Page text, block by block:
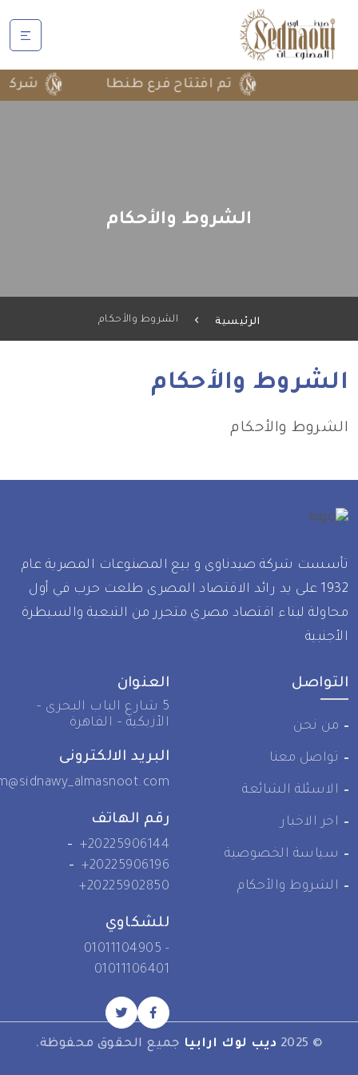
شركة تم افتتاح فرع طنطا
الشروط والأحكام
الرئيسية الشروط والأحكام
والأحكام
والأحكام
شركة صيدناوى و بيع المصنوعات المصرية عام
1932 على يد رائد الاقتصاد المصرى طلعت حرب في أول
لبناء اقتصاد مصري متحرر من التبعية والسيطرة
من نحن
تواصل معنا
الاسئلة الشائعة
اخر الاخبار
سياسة الخصوصية
الشروط والأحكام
العنوان
5 شارع الباب البحرى –
الأزبكية – القاهرة
البريد الالكترونى
crm@sidnawy_almasnoot.com
رقم الهاتف
+20225906144
-
+20225906196
-
+20225902850
للشكاوي
01011104905 -
01011106401
ديب لوك ارابياجميع الحقوق محفوظة.